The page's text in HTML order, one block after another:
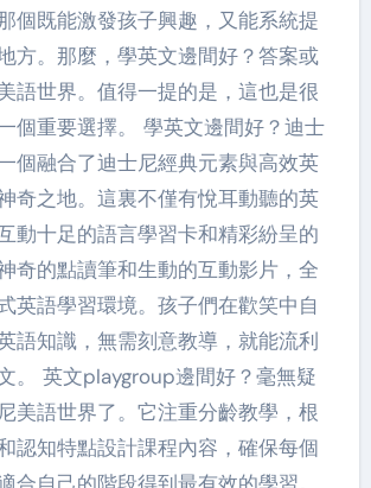
個既能激發孩子興趣，又能系統提
方。那麼，學英文邊間好？答案或
語世界。值得一提的是，這也是很
個重要選擇。 學英文邊間好？迪士
個融合了迪士尼經典元素與高效英
奇之地。這裏不僅有悅耳動聽的英
動十足的語言學習卡和精彩紛呈的
奇的點讀筆和生動的互動影片，全
英語學習環境。孩子們在歡笑中自
語知識，無需刻意教導，就能流利
。 英文playgroup邊間好？毫無疑
美語世界了。它注重分齡教學，根
認知特點設計課程內容，確保每個